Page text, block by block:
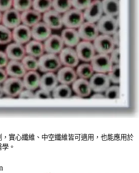
實心纖維、中空纖維皆可適用，也能應用於
。